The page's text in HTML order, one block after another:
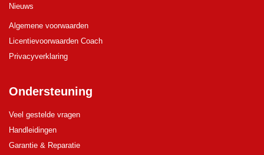
Nieuws
Algemene voorwaarden
Licentievoorwaarden Coach
Privacyverklaring
Ondersteuning
Veel gestelde vragen
Handleidingen
Garantie & Reparatie